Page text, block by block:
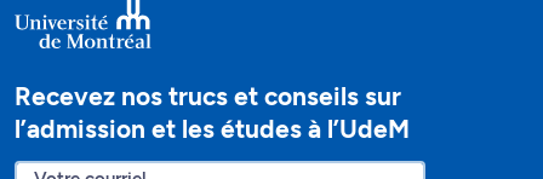
Recevez nos trucs et conseils sur
l’admission et les études à l’UdeM